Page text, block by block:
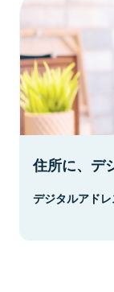
住所に、デ
デジタルアドレ